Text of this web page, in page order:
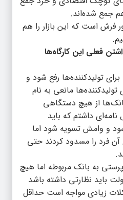
جمع شده‌اند.
فرش است که این بازار را هم
فعلی این کارگاه‌ها
تولیدکننده‌ها رفع شود و
مانعی به نام
از هیچ دستگاهی
داشتم که باید
و وامش تسویه شود اما
آن فرد را مسدود کردند حتی
به بانک مربوطه اما هیچ
باید نظارتی داشته باشد
زیادی مواجه است حداقل